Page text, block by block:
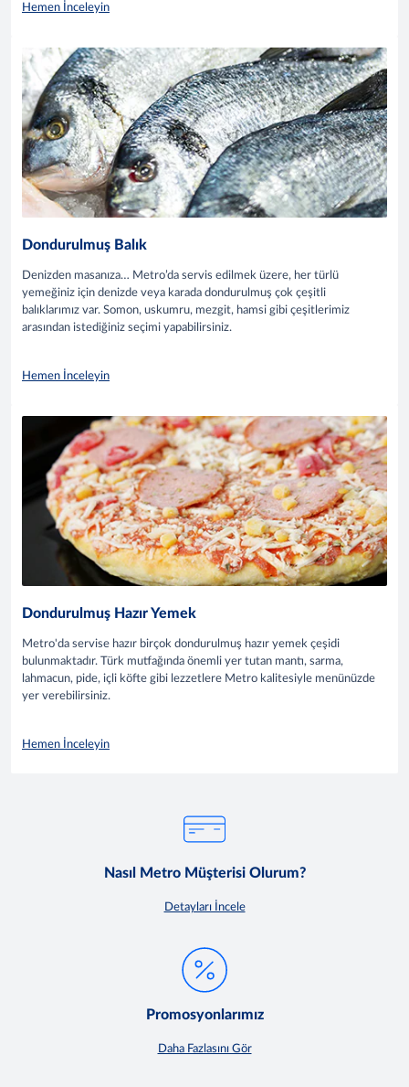
Hemen İnceleyin
Dondurulmuş Balık
Denizden masanıza… Metro’da servis edilmek üzere, her türlü
yemeğiniz için denizde veya karada dondurulmuş çok çeşitli
balıklarımız var. Somon, uskumru, mezgit, hamsi gibi çeşitlerimiz
arasından istediğiniz seçimi yapabilirsiniz.
Hemen İnceleyin
Dondurulmuş Hazır Yemek
Metro'da servise hazır birçok dondurulmuş hazır yemek çeşidi
bulunmaktadır. Türk mutfağında önemli yer tutan mantı, sarma,
lahmacun, pide, içli köfte gibi lezzetlere Metro kalitesiyle menünüzde
yer verebilirsiniz.
Hemen İnceleyin
Nasıl Metro Müşterisi Olurum?
Detayları İncele
Promosyonlarımız
Daha Fazlasını Gör